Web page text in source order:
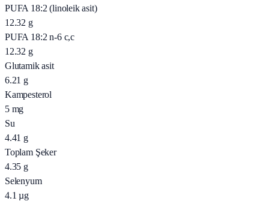
PUFA 18:2 (linoleik asit)
12.32 g
PUFA 18:2 n-6 c,c
12.32 g
Glutamik asit
6.21 g
Kampesterol
5 mg
Su
4.41 g
Toplam Şeker
4.35 g
Selenyum
4.1 µg